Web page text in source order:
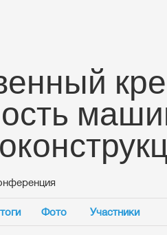
Фото Участники